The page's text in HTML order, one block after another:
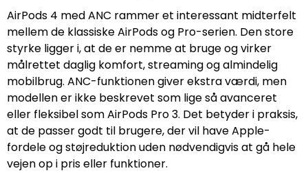
AirPods 4 med ANC rammer et interessant midterfelt
mellem de klassiske AirPods og Pro-serien. Den store
styrke ligger i, at de er nemme at bruge og virker
målrettet daglig komfort, streaming og almindelig
mobilbrug. ANC-funktionen giver ekstra værdi, men
modellen er ikke beskrevet som lige så avanceret
eller fleksibel som AirPods Pro 3. Det betyder i praksis,
at de passer godt til brugere, der vil have Apple-
fordele og støjreduktion uden nødvendigvis at gå hele
vejen op i pris eller funktioner.